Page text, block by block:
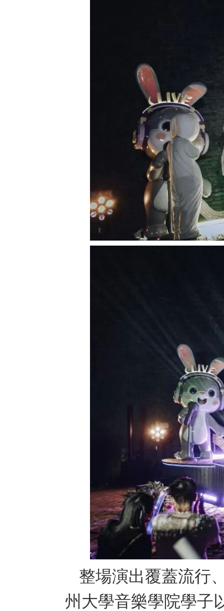
整場演出覆蓋流行
州大學音樂學院學子